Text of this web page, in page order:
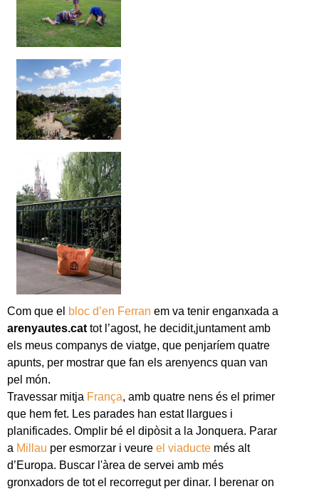
Com que el bloc d’en Ferran em va tenir enganxada a
arenyautes.cat tot l’agost, he decidit,juntament amb
els meus companys de viatge, que penjaríem quatre
apunts, per mostrar que fan els arenyencs quan van
pel món.
Travessar mitja França, amb quatre nens és el primer
que hem fet. Les parades han estat llargues i
planificades. Omplir bé el dipòsit a la Jonquera. Parar
a Millau per esmorzar i veure el viaducte més alt
d’Europa. Buscar l'àrea de servei amb més
gronxadors de tot el recorregut per dinar. I berenar on